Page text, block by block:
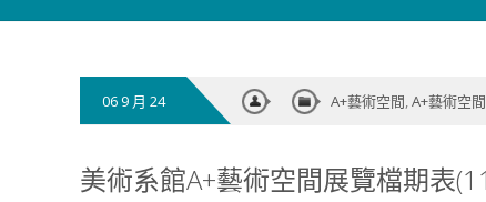
06 9 月 24 A+藝術空間,A+藝術空
美術系館A+藝術空間展覽檔期表